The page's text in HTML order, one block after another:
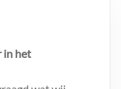
in het